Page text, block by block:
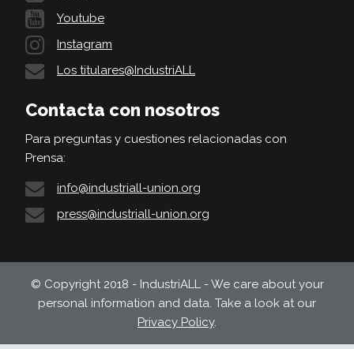
Youtube
Instagram
Los titulares@IndustriALL
Contacta con nosotros
Para preguntas y cuestiones relacionadas con
Prensa:
info@industriall-union.org
press@industriall-union.org
© Copyright 2018 - IndustriALL - We care about your
personal information and data. Take a look at our
Privacy Policy.